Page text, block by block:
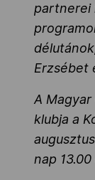
partnerei
Erzsébet
A
klubja a
nap